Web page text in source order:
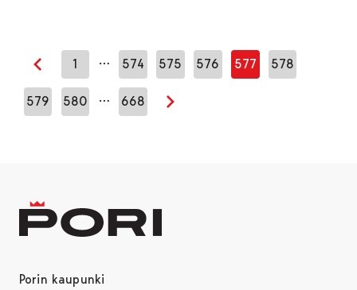
Edellinen sivu
1 … 574 575 576 577 578
579 580 … 668
Seuraava sivu
Porin kaupunki